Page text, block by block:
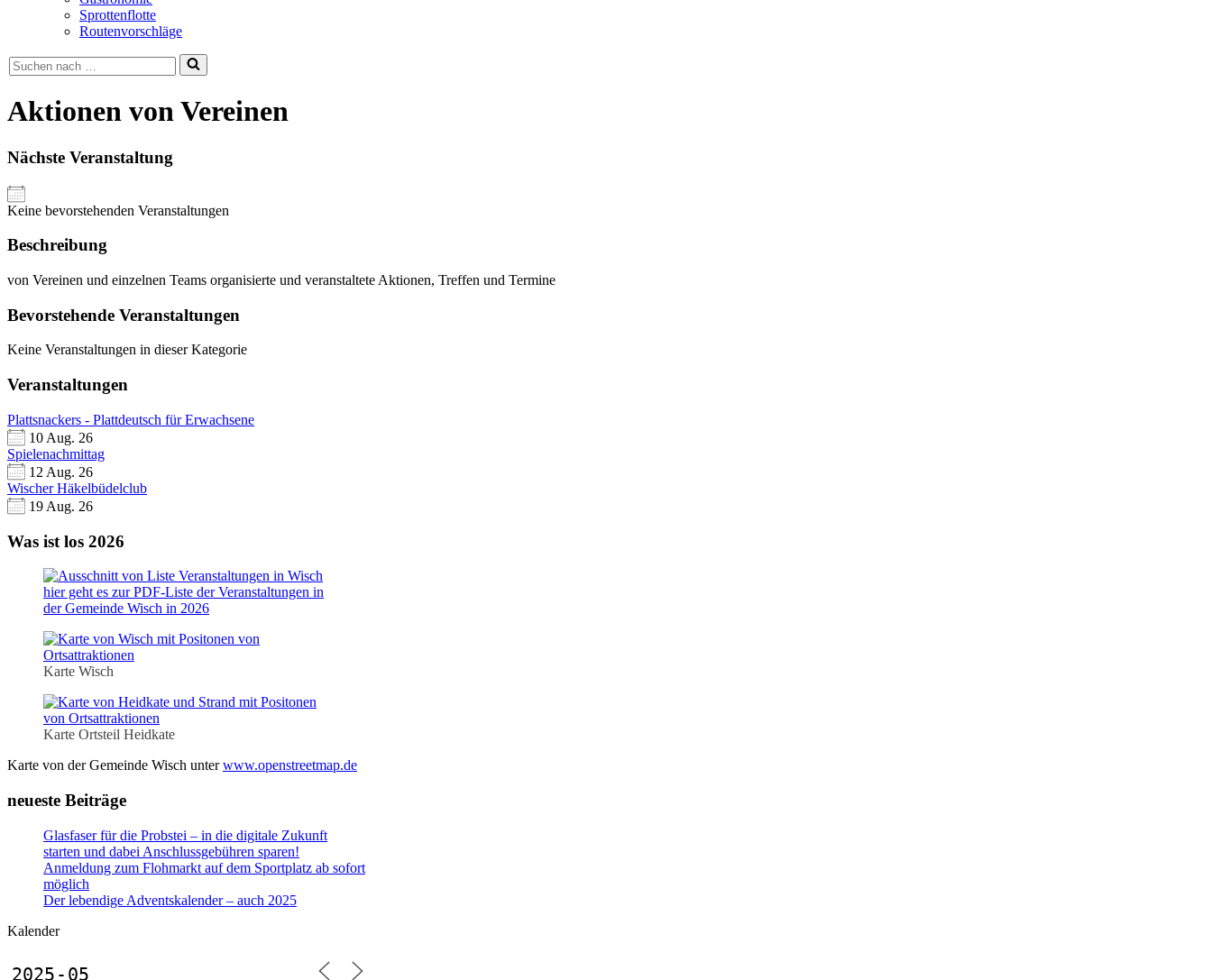
Sprottenflotte
Routenvorschläge
Suchen
nach …
Aktionen von Vereinen
Nächste Veranstaltung
Keine bevorstehenden Veranstaltungen
Beschreibung
von Vereinen und einzelnen Teams organisierte und veranstaltete Aktionen, Treffen und Termine
Bevorstehende Veranstaltungen
Keine Veranstaltungen in dieser Kategorie
Veranstaltungen
Plattsnackers - Plattdeutsch für Erwachsene
10 Aug. 26
Spielenachmittag
12 Aug. 26
Wischer Häkelbüdelclub
19 Aug. 26
Was ist los 2026
hier geht es zur PDF-Liste der Veranstaltungen in
der Gemeinde Wisch in 2026
Karte Wisch
Karte Ortsteil Heidkate
Karte von der Gemeinde Wisch unterwww.openstreetmap.de
neueste Beiträge
Glasfaser für die Probstei – in die digitale Zukunft
starten und dabei Anschlussgebühren sparen!
Anmeldung zum Flohmarkt auf dem Sportplatz ab sofort
möglich
Der lebendige Adventskalender – auch 2025
Kalender